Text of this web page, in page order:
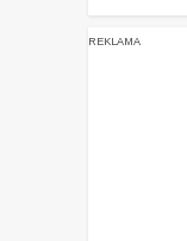
REKLAMA